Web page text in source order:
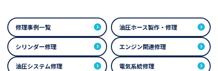
修理事例一覧 油圧ホース製作・修理
シリンダー修理 エンジン関連修理
油圧システム修理 電気系統修理